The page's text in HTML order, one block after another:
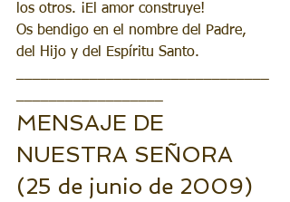
los otros. ¡El amor construye!
Os bendigo en el nombre del Padre,
del Hijo y del Espíritu Santo.
MENSAJE DE
NUESTRA SEÑORA
(25 de junio de 2009)